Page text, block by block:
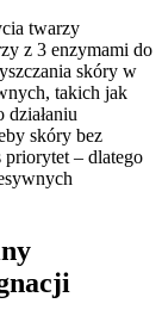
twarzy
z 3 enzymami do
skóry w
takich jak
skóry bez
priorytet – dlatego